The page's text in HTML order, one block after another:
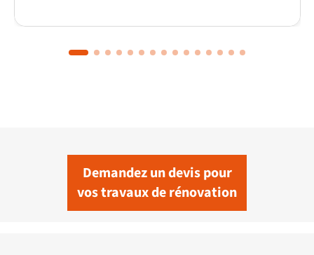
Demandez un devis pour
vos travaux de rénovation